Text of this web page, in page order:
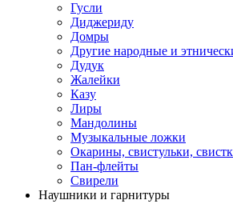
Гусли
Диджериду
Домры
Другие народные и
Дудук
Жалейки
Казу
Лиры
Мандолины
Музыкальные ложки
Окарины, свистульки,
Пан-флейты
Свирели
Наушники и гарнитуры